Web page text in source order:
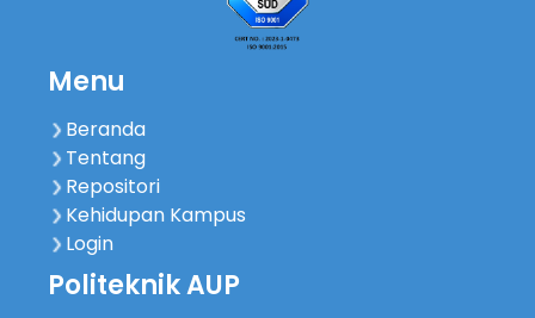
Menu
Beranda
Tentang
Repositori
Kehidupan Kampus
Login
Politeknik AUP